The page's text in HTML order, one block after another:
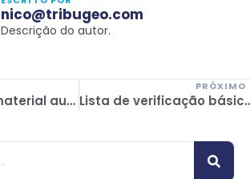
nico@tribugeo.com
Descrição do autor.
O impacto do material audiovisual na venda de ofertas turísticas Lista de verificação básica